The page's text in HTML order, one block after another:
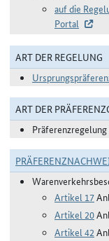
auf die
Portal
ART DER REGELUNG
ART DER
Artikel 17
Artikel 20
Artikel 42